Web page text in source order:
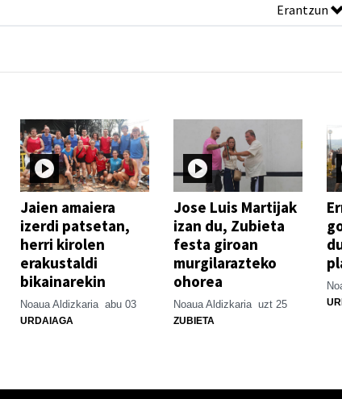
Erantzun
Jaien amaiera
izerdi patsetan,
herri kirolen
erakustaldi
bikainarekin
Noaua Aldizkaria abu 03
URDAIAGA
Jose Luis Martijak
izan du, Zubieta
festa giroan
murgilarazteko
ohorea
Noaua Aldizkaria uzt 25
ZUBIETA